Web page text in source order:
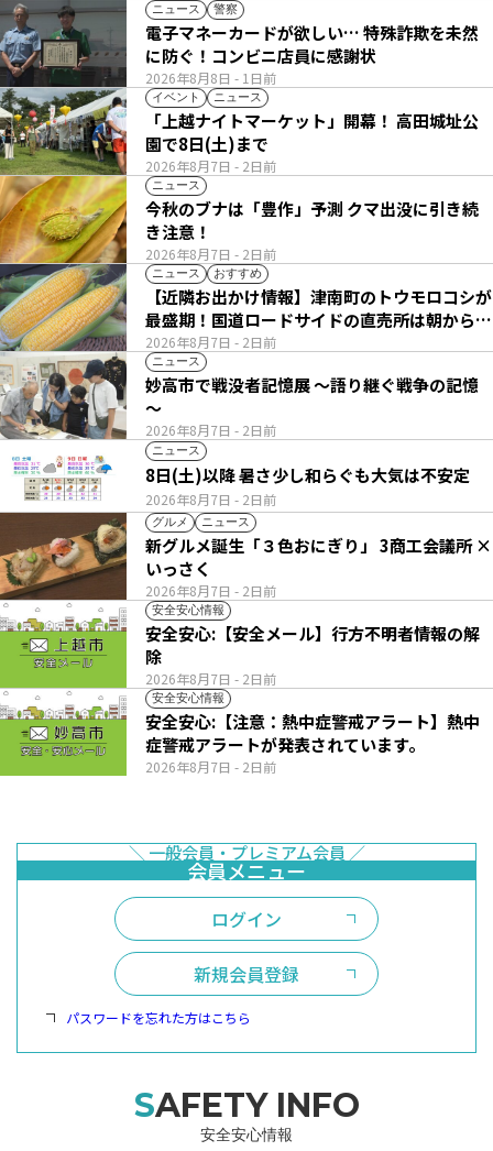
ニュース 警察
2026年8月8日 - 1日前
電子マネーカードが欲しい… 特殊詐欺を未然
に防ぐ！コンビニ店員に感謝状
イベント ニュース
2026年8月7日 - 2日前
「上越ナイトマーケット」開幕！ 高田城址公
園で8日(土)まで
ニュース
2026年8月7日 - 2日前
今秋のブナは「豊作」予測 クマ出没に引き続
き注意！
ニュース おすすめ
2026年8月7日 - 2日前
【近隣お出かけ情報】津南町のトウモロコシが
最盛期！国道ロードサイドの直売所は朝から長
い列
ニュース
2026年8月7日 - 2日前
妙高市で戦没者記憶展 ～語り継ぐ戦争の記憶
～
ニュース
2026年8月7日 - 2日前
8日(土)以降 暑さ少し和らぐも大気は不安定
グルメ ニュース
2026年8月7日 - 2日前
新グルメ誕生「３色おにぎり」 3商工会議所 ×
いっさく
安全安心情報
2026年8月7日 - 2日前
安全安心:【安全メール】行方不明者情報の解
除
安全安心情報
2026年8月7日 - 2日前
安全安心:【注意：熱中症警戒アラート】熱中
症警戒アラートが発表されています。
ログイン
新規会員登録
パスワードを忘れた方はこちら
SAFETY INFO
安全安心情報